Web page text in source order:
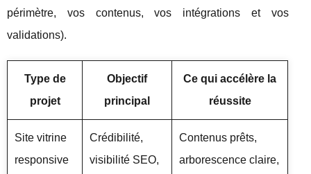
périmètre, vos contenus, vos intégrations et vos
validations).
Type de
projet
Objectif
principal
Ce qui accélère la
réussite
Site vitrine
responsive
Crédibilité,
visibilité SEO,
Contenus prêts,
arborescence claire,